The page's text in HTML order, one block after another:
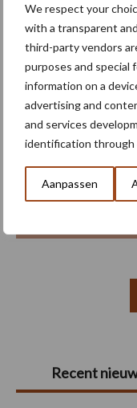
We respect your
with a transparent
third-party vendors
purposes and special
information on a
advertising and
and services
identification through
Aanpassen
Primaire
Sidebar
Recent
Meer lezen
Maak uw keuze
Machines